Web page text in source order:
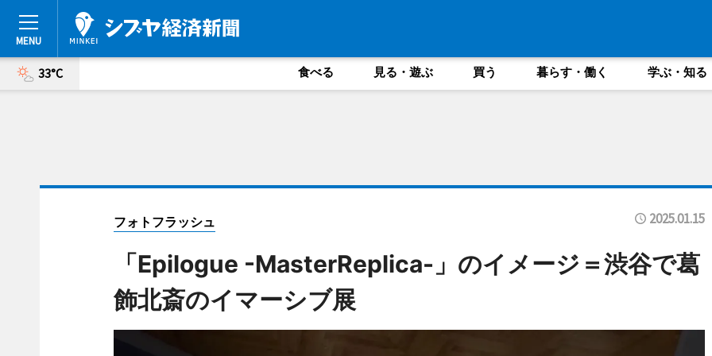
33°C 食べる 見る・遊ぶ 買う 暮らす・働く 学ぶ・知る
フォトフラッシュ 2025.01.15
「Epilogue -MasterReplica-」のイメージ＝渋谷で葛
飾北斎のイマーシブ展